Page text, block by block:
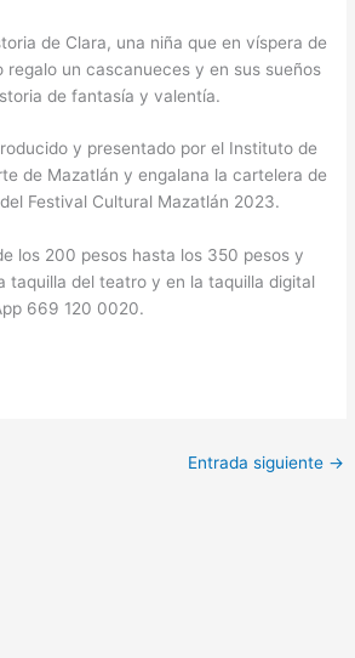
de Clara, una niña que en víspera de
regalo un cascanueces y en sus sueños
de fantasía y valentía.
y presentado por el Instituto de
de Mazatlán y engalana la cartelera de
Festival Cultural Mazatlán 2023.
los 200 pesos hasta los 350 pesos y
taquilla del teatro y en la taquilla digital
669 120 0020.
Entrada siguiente →